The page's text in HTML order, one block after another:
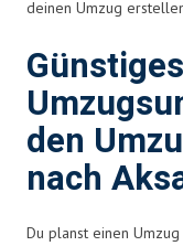
deinen Umzug
Günstiges
den
nach
Du planst einen